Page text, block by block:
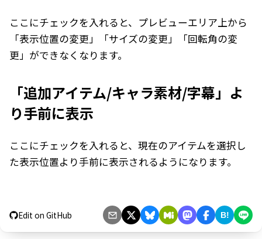
ここにチェックを入れると、プレビューエリア上から
「表示位置の変更」「サイズの変更」「回転角の変
更」ができなくなります。
「追加アイテム/キャラ素材/字幕」よ
り手前に表示
ここにチェックを入れると、現在のアイテムを選択し
た表示位置より手前に表示されるようになります。
Edit on GitHub B!